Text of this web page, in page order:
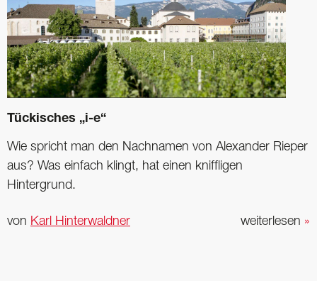
Tückisches „i-e“
Wie spricht man den Nachnamen von Alexander Rieper
aus? Was einfach klingt, hat einen kniffligen
Hintergrund.
weiterlesen »
von Karl Hinterwaldner